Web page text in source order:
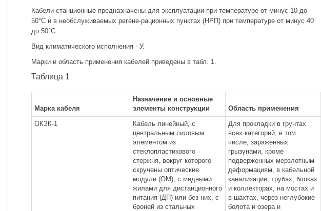
Кабели станционные предназначены для эксплуатации при температуре от минус 10 до
50°С и в необслуживаемых регене-рационных пунктах (НРП) при температуре от минус 40
до 50°С.
Вид климатического исполнения - У.
Марки и область применения кабелей приведены в табл. 1.
Таблица 1
Марка кабеля
Назначение и основные
элементы конструкции
Область применения
ОКЗК-1
Кабель линейный, с
центральным силовым
элементом из
стеклопластикового
стержня, вокруг которого
скручены оптические
модули (ОМ), с медными
жилами для дистанционного
питания (ДП) или без них, с
броней из стальных
Для прокладки в грунтах
всех категорий, в том
числе, зараженных
грызунами, кроме
подверженных мерзлотным
деформациям, в кабельной
канализации, трубах, блоках
и коллекторах, на мостах и
в шахтах, через неглубокие
болота и озера и